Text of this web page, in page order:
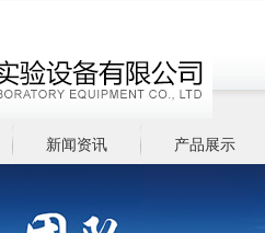
新闻资讯 产品展示